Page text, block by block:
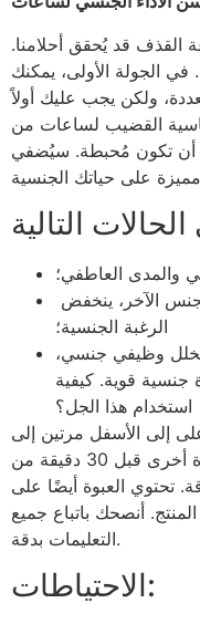
القذف قد يُحقق أحلامنا.
الجولة الأولى، يمكنك
ولكن يجب عليك أولاً
القضيب لساعات من
أن تكون مُحبطة. سيُضفي
والمدى العاطفي؛
الآخر، ينخفض
الرغبة الجنسية؛
بخلل وظيفي جنسي،
قوية. كيفية
استخدام هذا الجل؟
إلى الأسفل مرتين إلى
ثلاث مرات يوميًا. يمكنك استخدامه مرة أخرى قبل 30 دقيقة من
تحتوي العبوة أيضًا على
أنصحك باتباع جميع
التعليمات بدقة.
الاحتياطات: